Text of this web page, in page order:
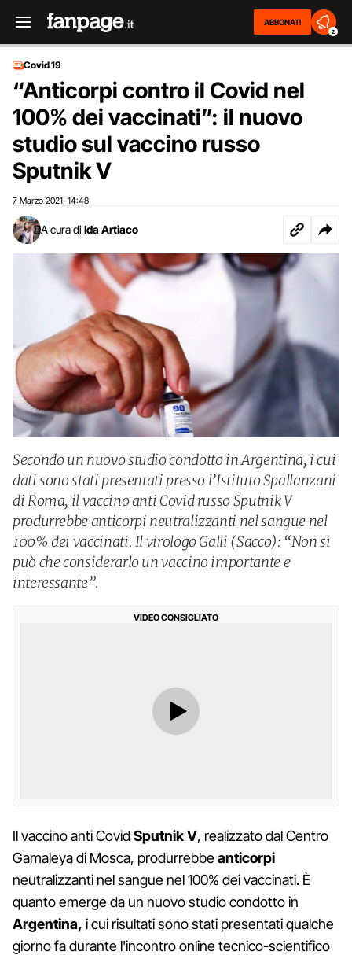
ABBONATI
2
Covid 19
“Anticorpi contro il Covid nel
100% dei vaccinati”: il nuovo
studio sul vaccino russo
Sputnik V
7 Marzo 2021 14:48
A cura di Ida Artiaco
Secondo un nuovo studio condotto in Argentina, i cui
dati sono stati presentati presso l’Istituto Spallanzani
di Roma, il vaccino anti Covid russo Sputnik V
produrrebbe anticorpi neutralizzanti nel sangue nel
100% dei vaccinati. Il virologo Galli (Sacco): “Non si
può che considerarlo un vaccino importante e
interessante”.
VIDEO CONSIGLIATO
Il vaccino anti CovidSputnik V, realizzato dal Centro
Gamaleya di Mosca, produrrebbeanticorpi
neutralizzanti nel sangue nel 100% dei vaccinati. È
quanto emerge da un nuovo studio condotto in
Argentina, i cui risultati sono stati presentati qualche
giorno fa durante l'incontro online tecnico-scientifico